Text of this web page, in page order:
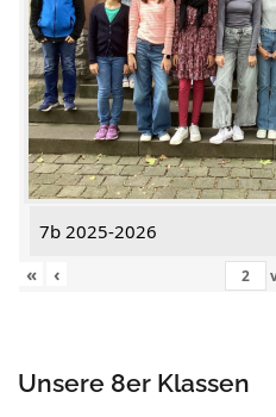
7b 2025-2026
«
‹
Unsere 8er Klassen